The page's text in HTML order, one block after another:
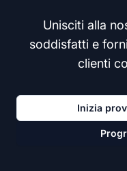
Unisciti alla
soddisfatti e
clienti
Inizia